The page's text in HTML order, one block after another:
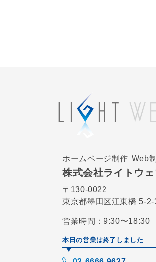
ホームページ制作 Web
株式会社ライトウ
〒130-0022
東京都墨田区江東橋 5-
営業時間：9:30〜18:30
本日の営業は終了しました